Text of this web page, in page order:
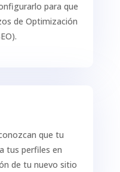
para que
de Optimización
que tu
tus perfiles en
de tu nuevo sitio